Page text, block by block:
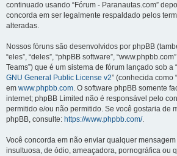
continuado usando “Fórum - Paranautas.com”
concorda em ser legalmente respaldado pelos
alteradas.
Nossos fóruns são desenvolvidos por phpBB
“eles”, “deles”, “phpBB software”,
Teams”) que é um sistema de fórum lançado sob a “
GNU General Public License v2” (conhecida como
em www.phpbb.com. O software phpBB somente
internet; phpBB Limited não é responsável pelo
permitido e/ou não permitido. Se você gostaria de
phpBB, consulte: https://www.phpbb.com/.
Você concorda em não enviar qualquer
insultuosa, de ódio, ameaçadora, pornográfica ou